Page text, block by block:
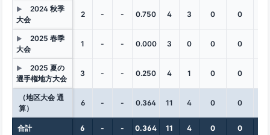
▶
2024 秋季
大会
2 - - 0.750 4 3 0 0
▶
2025 春季
大会
1 - - 0.000 3 0 0 0
▶
2025 夏の
選手権地方大会
3 - - 0.250 4 1 0 0
（地区大会 通
算）
6 - - 0.364 11 4 0 0
合計 6 - - 0.364 11 4 0 0